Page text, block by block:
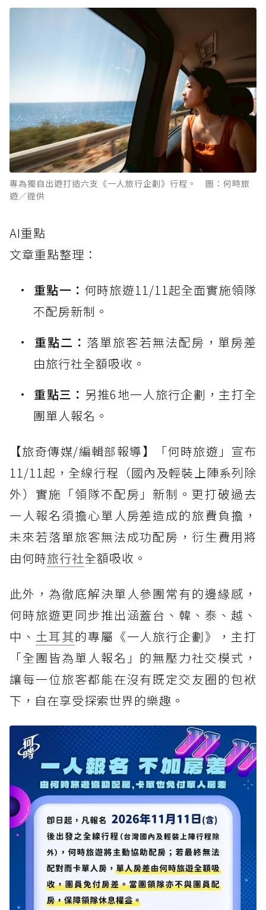
專為獨自出遊打造六支《一人旅行企劃》行程。 圖：何時旅
遊／提供
AI重點
文章重點整理：
重點一： 何時旅遊11/11起全面實施領隊
不配房新制。
重點二： 落單旅客若無法配房，單房差
由旅行社全額吸收。
重點三： 另推6地一人旅行企劃，主打全
團單人報名。
【旅奇傳媒/編輯部報導】「何時旅遊」宣布
11/11起，全線行程（國內及輕裝上陣系列除
外）實施「領隊不配房」新制。更打破過去
一人報名須擔心單人房差造成的旅費負擔，
未來若落單旅客無法成功配房，衍生費用將
由何時旅行社全額吸收。
此外，為徹底解決單人參團常有的邊緣感，
何時旅遊更同步推出涵蓋台、韓、泰、越、
中、 土耳其的專屬《一人旅行企劃》，主打
「全團皆為單人報名」的無壓力社交模式，
讓每一位旅客都能在沒有既定交友圈的包袱
下，自在享受探索世界的樂趣。